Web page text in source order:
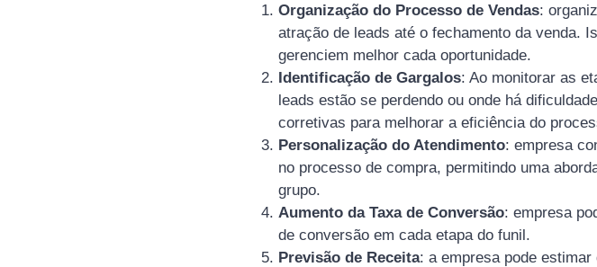
Organização do Processo de Vendas:
atração de leads até o fechamento da venda.
gerenciem melhor cada oportunidade.
Identificação de Gargalos: Ao monitorar as
leads estão se perdendo ou onde há
corretivas para melhorar a eficiência do
Personalização do Atendimento: empresa
no processo de compra, permitindo uma
grupo.
Aumento da Taxa de Conversão: empresa
de conversão em cada etapa do funil.
Previsão de Receita: a empresa pode